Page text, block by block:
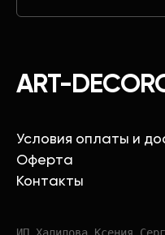
ART-
Условия оплаты и
Оферта
Контакты